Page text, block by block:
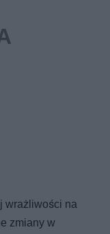
wrażliwości na
zmiany w